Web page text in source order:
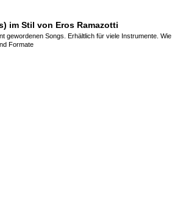
im Stil von Eros Ramazotti
gewordenen Songs. Erhältlich für viele Instrumente. Wie
Formate